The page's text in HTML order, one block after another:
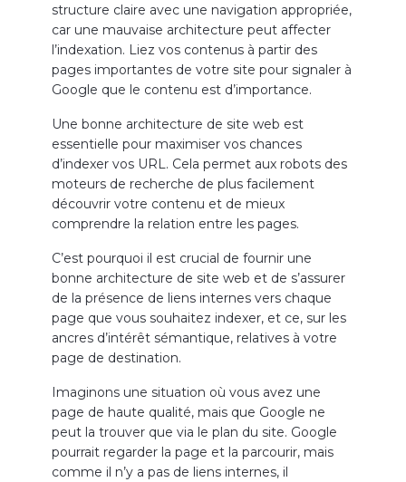
structure claire avec une navigation appropriée,
car une mauvaise architecture peut affecter
l’indexation. Liez vos contenus à partir des
pages importantes de votre site pour signaler à
Google que le contenu est d’importance.
Une bonne architecture de site web est
essentielle pour maximiser vos chances
d’indexer vos URL. Cela permet aux robots des
moteurs de recherche de plus facilement
découvrir votre contenu et de mieux
comprendre la relation entre les pages.
C’est pourquoi il est crucial de fournir une
bonne architecture de site web et de s’assurer
de la présence de liens internes vers chaque
page que vous souhaitez indexer, et ce, sur les
ancres d’intérêt sémantique, relatives à votre
page de destination.
Imaginons une situation où vous avez une
page de haute qualité, mais que Google ne
peut la trouver que via le plan du site. Google
pourrait regarder la page et la parcourir, mais
comme il n’y a pas de liens internes, il